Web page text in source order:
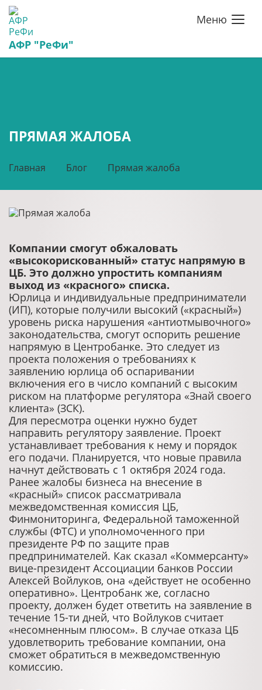
АФР "РеФи"
Меню
ПРЯМАЯ ЖАЛОБА
Главная Блог Прямая жалоба
Компании смогут обжаловать
«высокорискованный» статус напрямую в
ЦБ. Это должно упростить компаниям
выход из «красного» списка.
Юрлица и индивидуальные предприниматели
(ИП), которые получили высокий («красный»)
уровень риска нарушения «антиотмывочного»
законодательства, смогут оспорить решение
напрямую в Центробанке. Это следует из
проекта положения о требованиях к
заявлению юрлица об оспаривании
включения его в число компаний с высоким
риском на платформе регулятора «Знай своего
клиента» (ЗСК).
Для пересмотра оценки нужно будет
направить регулятору заявление. Проект
устанавливает требования к нему и порядок
его подачи. Планируется, что новые правила
начнут действовать с 1 октября 2024 года.
Ранее жалобы бизнеса на внесение в
«красный» список рассматривала
межведомственная комиссия ЦБ,
Финмониторинга, Федеральной таможенной
службы (ФТС) и уполномоченного при
президенте РФ по защите прав
предпринимателей. Как сказал «Коммерсанту»
вице-президент Ассоциации банков России
Алексей Войлуков, она «действует не особенно
оперативно». Центробанк же, согласно
проекту, должен будет ответить на заявление в
течение 15-ти дней, что Войлуков считает
«несомненным плюсом». В случае отказа ЦБ
удовлетворить требование компании, она
сможет обратиться в межведомственную
комиссию.